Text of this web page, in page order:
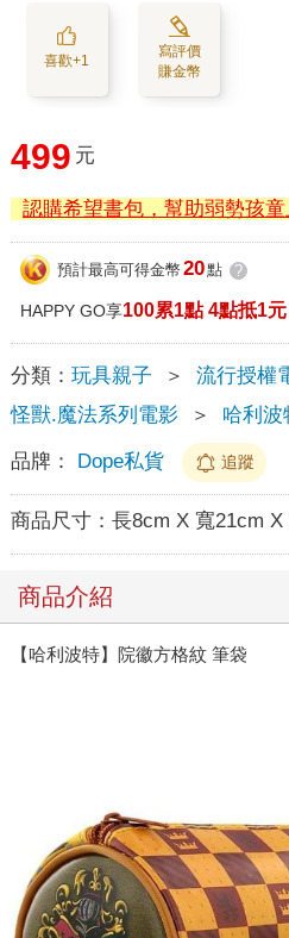
喜歡+1
寫評價
賺金幣
499 元
認購希望書包，幫助弱勢孩童
預計最高可得金幣 20點 ?
HAPPY GO享100累1點 4點抵1元
分類： 玩具親子 ＞ 流行授權
怪獸.魔法系列電影
＞ 哈利波
品牌： Dope私貨 追蹤
商品尺寸： 長8cm X 寬21cm X
商品介紹
【哈利波特】院徽方格紋 筆袋